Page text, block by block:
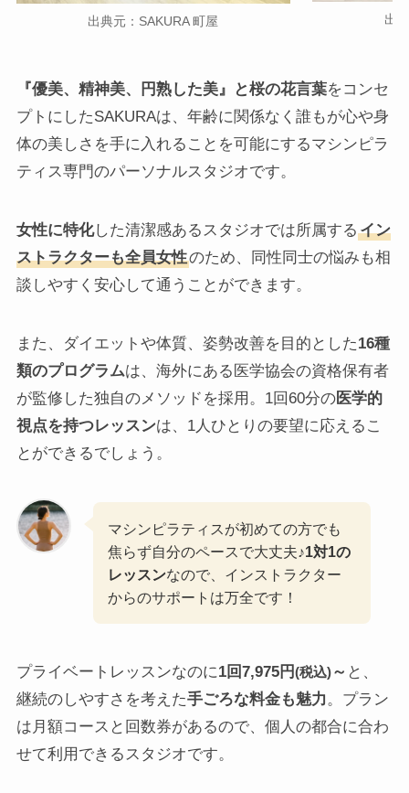
出典元：SAKURA 町屋 出
『優美、精神美、円熟した美』と桜の花言葉をコンセ
プトにしたSAKURAは、年齢に関係なく誰もが心や身
体の美しさを手に入れることを可能にするマシンピラ
ティス専門のパーソナルスタジオです。
女性に特化した清潔感あるスタジオでは所属する イン
ストラクターも全員女性のため、同性同士の悩みも相
談しやすく安心して通うことができます。
また、ダイエットや体質、姿勢改善を目的とした16種
類のプログラムは、海外にある医学協会の資格保有者
が監修した独自のメソッドを採用。1回60分の医学的
視点を持つレッスンは、1人ひとりの要望に応えるこ
とができるでしょう。
マシンピラティスが初めての方でも
焦らず自分のペースで大丈夫♪1対1の
レッスンなので、インストラクター
からのサポートは万全です！
プライベートレッスンなのに1回7,975円(税込)～ と、
継続のしやすさを考えた手ごろな料金も魅力。プラン
は月額コースと回数券があるので、個人の都合に合わ
せて利用できるスタジオです。